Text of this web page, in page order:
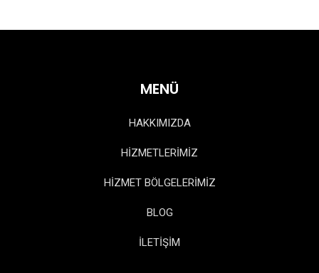
MENÜ
HAKKIMIZDA
HİZMETLERİMİZ
HİZMET BÖLGELERİMİZ
BLOG
İLETİŞİM